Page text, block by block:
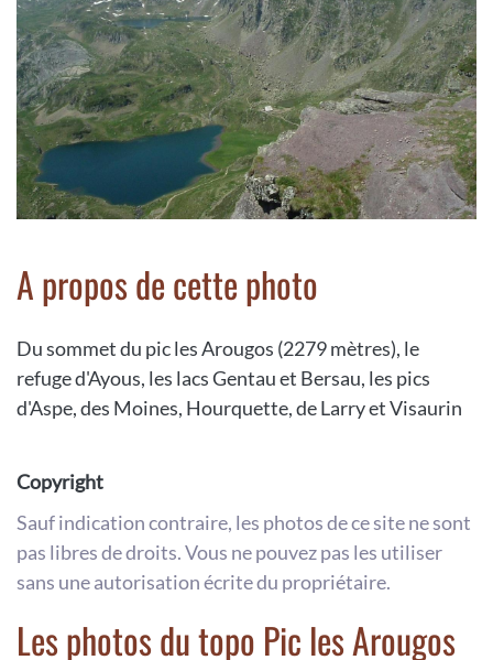
A propos de cette photo
Du sommet du pic les Arougos (2279 mètres), le
refuge d'Ayous, les lacs Gentau et Bersau, les pics
d'Aspe, des Moines, Hourquette, de Larry et Visaurin
Copyright
Sauf indication contraire, les photos de ce site ne sont
pas libres de droits. Vous ne pouvez pas les utiliser
sans une autorisation écrite du propriétaire.
Les photos du topo Pic les Arougos